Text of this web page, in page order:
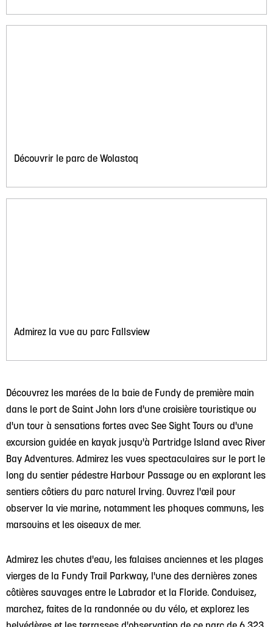
Découvrir le parc de Wolastoq
Admirez la vue au parc Fallsview
Découvrez les marées de la baie de Fundy de première main
dans le port de Saint John lors d'une croisière touristique ou
d'un tour à sensations fortes avec See Sight Tours ou d'une
excursion guidée en kayak jusqu'à Partridge Island avec River
Bay Adventures. Admirez les vues spectaculaires sur le port le
long du sentier pédestre Harbour Passage ou en explorant les
sentiers côtiers du parc naturel Irving. Ouvrez l'œil pour
observer la vie marine, notamment les phoques communs, les
marsouins et les oiseaux de mer.
Admirez les chutes d'eau, les falaises anciennes et les plages
vierges de la Fundy Trail Parkway, l'une des dernières zones
côtières sauvages entre le Labrador et la Floride. Conduisez,
marchez, faites de la randonnée ou du vélo, et explorez les